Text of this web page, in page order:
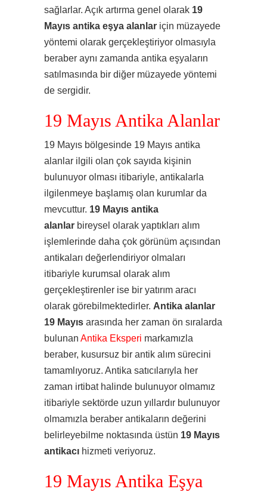
sağlarlar. Açık artırma genel olarak 19
Mayıs antika eşya alanlar için müzayede
yöntemi olarak gerçekleştiriyor olmasıyla
beraber aynı zamanda antika eşyaların
satılmasında bir diğer müzayede yöntemi
de sergidir.
19 Mayıs Antika Alanlar
19 Mayıs bölgesinde 19 Mayıs antika
alanlar ilgili olan çok sayıda kişinin
bulunuyor olması itibariyle, antikalarla
ilgilenmeye başlamış olan kurumlar da
mevcuttur. 19 Mayıs antika
alanlar bireysel olarak yaptıkları alım
işlemlerinde daha çok görünüm açısından
antikaları değerlendiriyor olmaları
itibariyle kurumsal olarak alım
gerçekleştirenler ise bir yatırım aracı
olarak görebilmektedirler. Antika alanlar
19 Mayıs arasında her zaman ön sıralarda
bulunan Antika Eksperi markamızla
beraber, kusursuz bir antik alım sürecini
tamamlıyoruz. Antika satıcılarıyla her
zaman irtibat halinde bulunuyor olmamız
itibariyle sektörde uzun yıllardır bulunuyor
olmamızla beraber antikaların değerini
belirleyebilme noktasında üstün 19 Mayıs
antikacı hizmeti veriyoruz.
19 Mayıs Antika Eşya